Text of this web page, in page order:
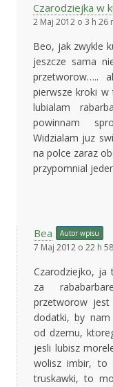
Czarodziejka w
2 Maj 2012 o 3 h 26
Beo, jak zwykle
jeszcze sama
przetworow…..
pierwsze kroki w
lubialam
powinnam
Widzialam juz
na polce zaraz
przypomnial
Bea Autor wpisu
7 Maj 2012 o 22 h
Czarodziejko, ja
za
przetworow
dodatki, by
od dzemu,
jesli lubisz
wolisz imbir, to
truskawki, to